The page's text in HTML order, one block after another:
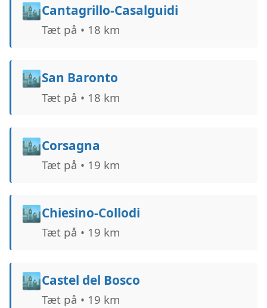
🏙️Cantagrillo-Casalguidi
Tæt på • 18 km
🏙️San Baronto
Tæt på • 18 km
🏙️Corsagna
Tæt på • 19 km
🏙️Chiesino-Collodi
Tæt på • 19 km
🏙️Castel del Bosco
Tæt på • 19 km